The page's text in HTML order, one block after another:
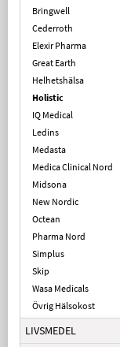
Bringwell
Cederroth
Elexir Pharma
Great Earth
Helhetshälsa
Holistic
IQ Medical
Ledins
Medasta
Medica Clinical Nord
Midsona
New Nordic
Octean
Pharma Nord
Simplus
Skip
Wasa Medicals
Övrig Hälsokost
LIVSMEDEL